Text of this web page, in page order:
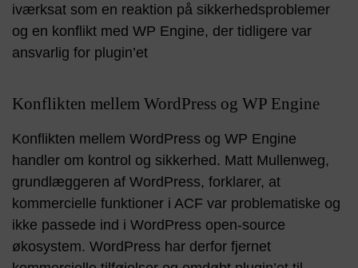
iværksat som en reaktion på sikkerhedsproblemer
og en konflikt med WP Engine, der tidligere var
ansvarlig for plugin’et​
Konflikten mellem WordPress og WP Engine
Konflikten mellem WordPress og WP Engine
handler om kontrol og sikkerhed. Matt Mullenweg,
grundlæggeren af WordPress, forklarer, at
kommercielle funktioner i ACF var problematiske og
ikke passede ind i WordPress open-source
økosystem. WordPress har derfor fjernet